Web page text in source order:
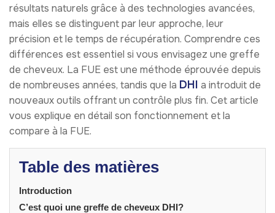
résultats naturels grâce à des technologies avancées,
mais elles se distinguent par leur approche, leur
précision et le temps de récupération. Comprendre ces
différences est essentiel si vous envisagez une greffe
de cheveux. La FUE est une méthode éprouvée depuis
de nombreuses années, tandis que la DHI a introduit de
nouveaux outils offrant un contrôle plus fin. Cet article
vous explique en détail son fonctionnement et la
compare à la FUE.
Table des matières
Introduction
C’est quoi une greffe de cheveux DHI?